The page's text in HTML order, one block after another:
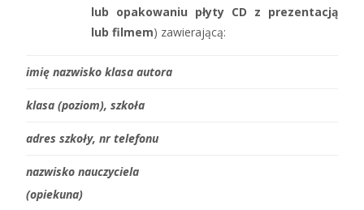
lub opakowaniu płyty CD z prezentacją
lub filmem) zawierającą:
imię nazwisko klasa autora
klasa (poziom), szkoła
adres szkoły, nr telefonu
nazwisko nauczyciela
(opiekuna)